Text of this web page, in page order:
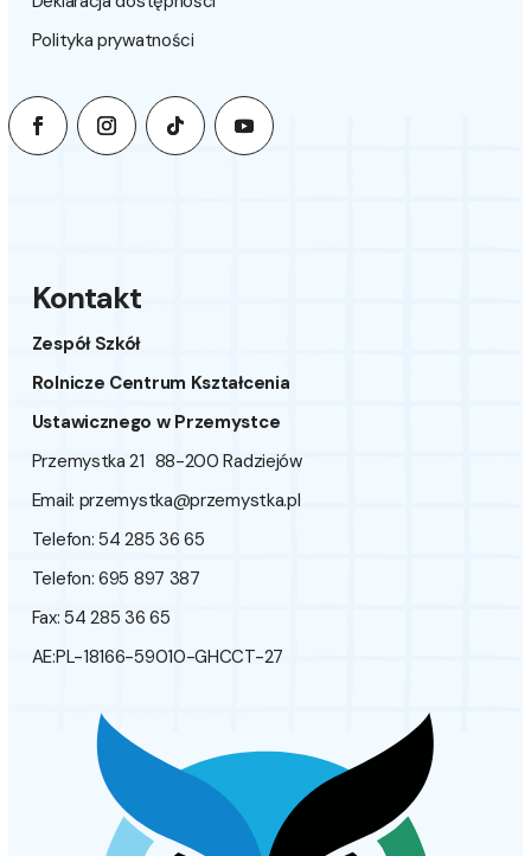
Kontakt
Zespół Szkół
Rolnicze Centrum Kształcenia
Ustawicznego w Przemystce
Przemystka 21 88-200 Radziejów
Email: przemystka@przemystka.pl
Telefon: 54 285 36 65
Telefon: 695 897 387
Fax: 54 285 36 65
AE:PL-18166-59010-GHCCT-27
Polityka prywatności